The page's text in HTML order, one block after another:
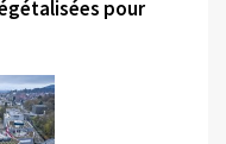
pour